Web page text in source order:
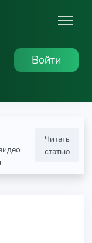
Войти
Читать
статью